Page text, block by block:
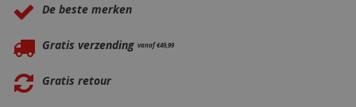
De beste merken
Gratis verzending vanaf €49,99
Gratis retour